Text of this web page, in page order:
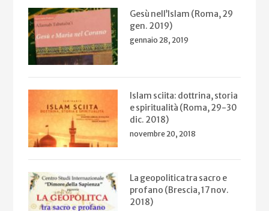
Gesù nell’Islam (Roma, 29
gen. 2019)
gennaio 28, 2019
Islam sciita: dottrina, storia
e spiritualità (Roma, 29-30
dic. 2018)
novembre 20, 2018
La geopolitica tra sacro e
profano (Brescia, 17 nov.
2018)